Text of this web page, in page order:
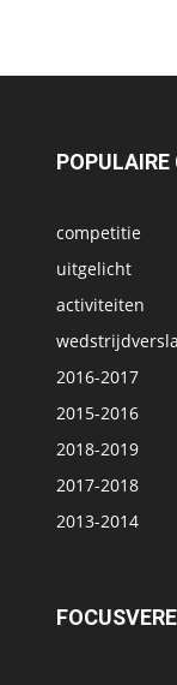
POPULAIRE
competitie
uitgelicht
activiteiten
2016-2017
2015-2016
2018-2019
2017-2018
2013-2014